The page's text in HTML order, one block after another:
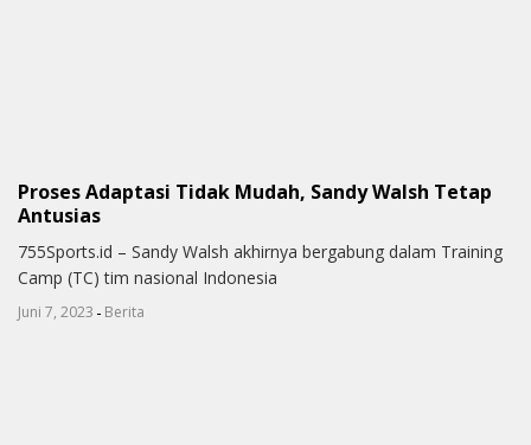
Proses Adaptasi Tidak Mudah, Sandy Walsh Tetap
Antusias
755Sports.id – Sandy Walsh akhirnya bergabung dalam Training
Camp (TC) tim nasional Indonesia
Juni 7, 2023 - Berita